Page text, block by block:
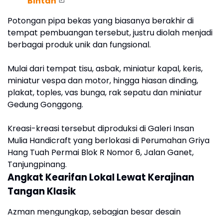
Potongan pipa bekas yang biasanya berakhir di
tempat pembuangan tersebut, justru diolah menjadi
berbagai produk unik dan fungsional.
Mulai dari tempat tisu, asbak, miniatur kapal, keris,
miniatur vespa dan motor, hingga hiasan dinding,
plakat, toples, vas bunga, rak sepatu dan miniatur
Gedung Gonggong.
Kreasi-kreasi tersebut diproduksi di Galeri Insan
Mulia Handicraft yang berlokasi di Perumahan Griya
Hang Tuah Permai Blok R Nomor 6, Jalan Ganet,
Tanjungpinang.
Angkat Kearifan Lokal Lewat Kerajinan
Tangan Klasik
Azman mengungkap, sebagian besar desain